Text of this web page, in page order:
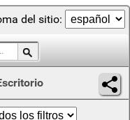
del sitio: